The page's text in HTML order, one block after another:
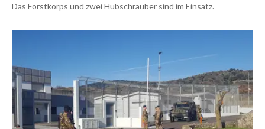
Das Forstkorps und zwei Hubschrauber sind im Einsatz.